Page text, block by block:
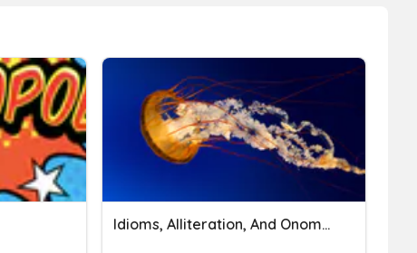
Idioms, Alliteration, And Onomatopoeia